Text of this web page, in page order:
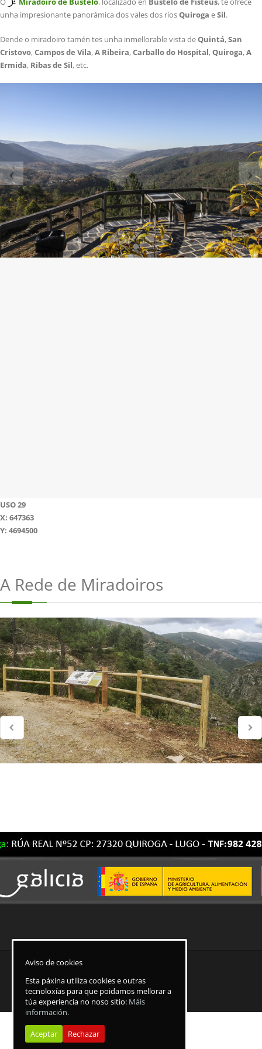
unha impresionante panorámica dos vales dos ríosQuiroga eSil.
Dende o miradoiro tamén tes unha inmellorable vista deQuintá,San
Cristovo,Campos de Vila,A Ribeira,Carballo do Hospital,Quiroga,A
Ermida, Ribas de Sil, etc.
USO 29
X: 647363
Y: 4694500
A Rede de Miradoiros
Aviso de cookies
Esta páxina utiliza cookies e outras
tecnoloxías para que poidamos mellorar a
túa experiencia no noso sitio: Máis
información.
Aceptar Rechazar